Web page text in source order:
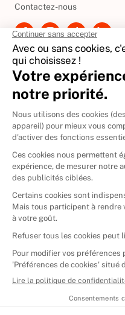
Contactez-nous
International
🇪🇸 Espagne
🇩🇪Allemagne
🇮🇹 Italie